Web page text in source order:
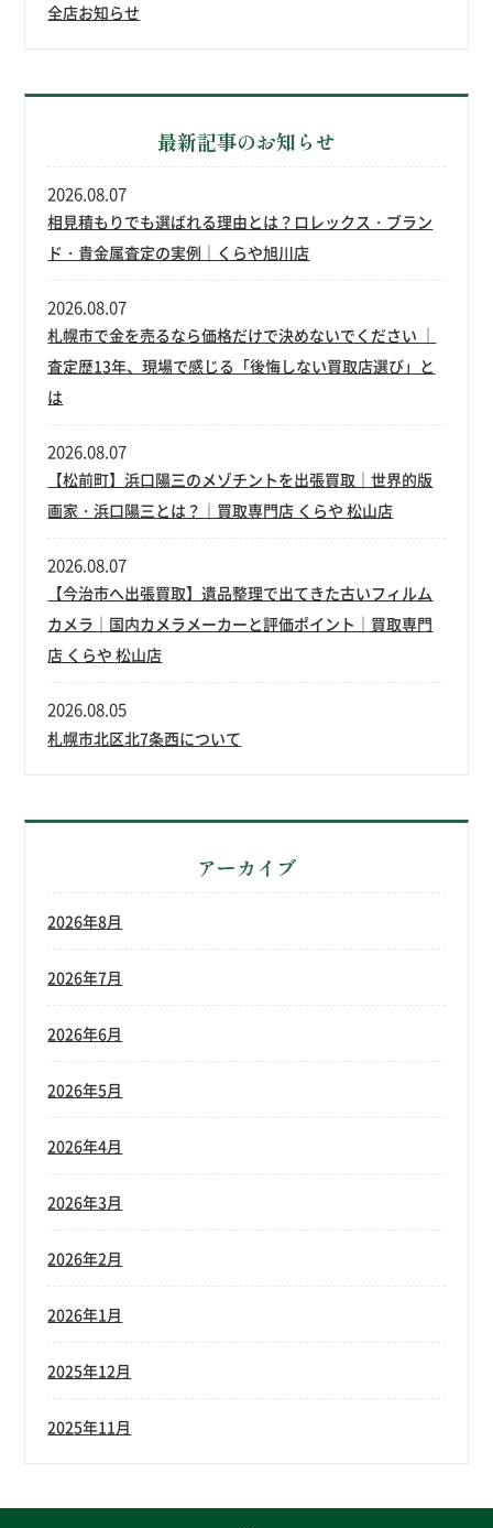
全店お知らせ
最新記事のお知らせ
相見積もりでも選ばれる理由とは？ロレックス・ブラン
ド・貴金属査定の実例｜くらや旭川店
2026.08.07
札幌市で金を売るなら価格だけで決めないでください ｜
査定歴13年、現場で感じる「後悔しない買取店選び」と
は
2026.08.07
【松前町】浜口陽三のメゾチントを出張買取｜世界的版
画家・浜口陽三とは？｜買取専門店 くらや 松山店
2026.08.07
【今治市へ出張買取】遺品整理で出てきた古いフィルム
カメラ｜国内カメラメーカーと評価ポイント｜買取専門
店 くらや 松山店
2026.08.07
札幌市北区北7条西について
2026.08.05
アーカイブ
2026年8月
2026年7月
2026年6月
2026年5月
2026年4月
2026年3月
2026年2月
2026年1月
2025年12月
2025年11月